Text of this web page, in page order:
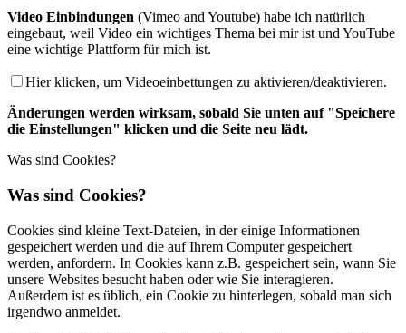
Video Einbindungen (Vimeo and Youtube) habe ich natürlich
eingebaut, weil Video ein wichtiges Thema bei mir ist und YouTube
eine wichtige Plattform für mich ist.
Hier klicken, um Videoeinbettungen zu aktivieren/deaktivieren.
Änderungen werden wirksam, sobald Sie unten auf "Speichere
die Einstellungen" klicken und die Seite neu lädt.
Was sind Cookies?
Was sind Cookies?
Cookies sind kleine Text-Dateien, in der einige Informationen
gespeichert werden und die auf Ihrem Computer gespeichert
werden, anfordern. In Cookies kann z.B. gespeichert sein, wann Sie
unsere Websites besucht haben oder wie Sie interagieren.
Außerdem ist es üblich, ein Cookie zu hinterlegen, sobald man sich
irgendwo anmeldet.